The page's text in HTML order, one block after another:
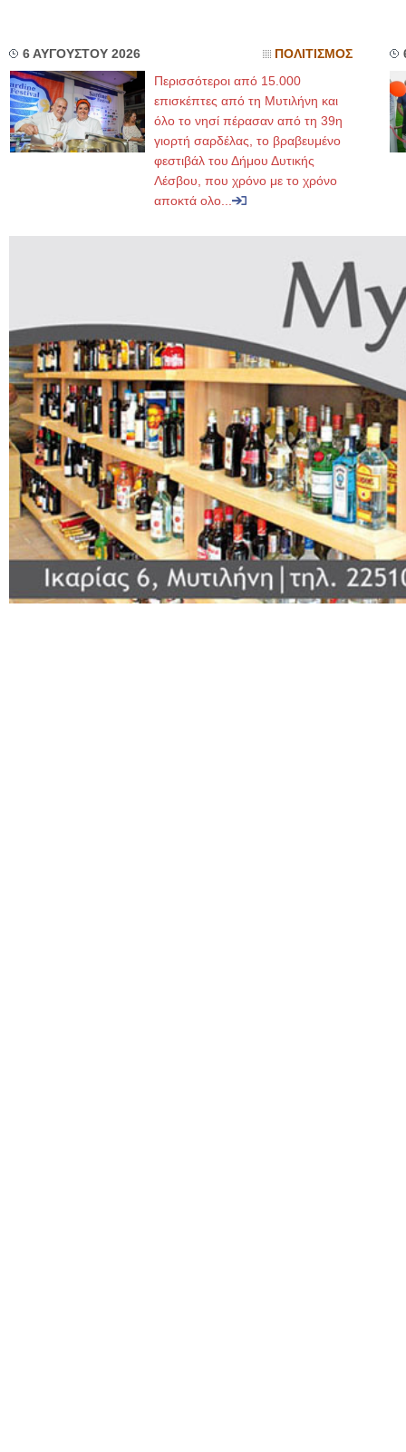
6 ΑΥΓΟΥΣΤΟΥ 2026 ΠΟΛΙΤΙΣΜΟΣ
Περισσότεροι από 15.000
επισκέπτες από τη Μυτιλήνη και
όλο το νησί πέρασαν από τη 39η
γιορτή σαρδέλας, το βραβευμένο
φεστιβάλ του Δήμου Δυτικής
Λέσβου, που χρόνο με το χρόνο
αποκτά ολο...